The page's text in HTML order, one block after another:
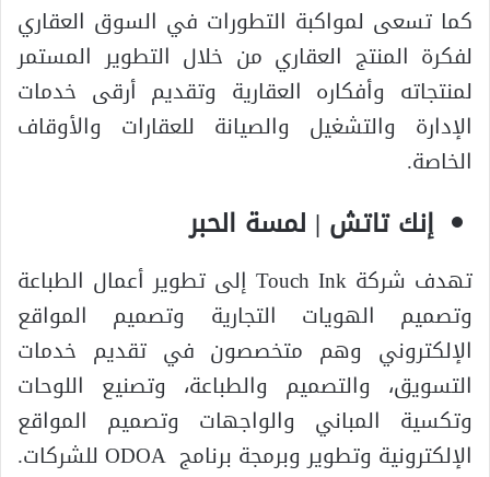
كما تسعى لمواكبة التطورات في السوق العقاري
لفكرة المنتج العقاري من خلال التطوير المستمر
لمنتجاته وأفكاره العقارية وتقديم أرقى خدمات
الإدارة والتشغيل والصيانة للعقارات والأوقاف
الخاصة.
إنك تاتش | لمسة الحبر
تهدف شركة Touch Ink إلى تطوير أعمال الطباعة
وتصميم الهويات التجارية وتصميم المواقع
الإلكتروني وهم متخصصون في تقديم خدمات
التسويق، والتصميم والطباعة، وتصنيع اللوحات
وتكسية المباني والواجهات وتصميم المواقع
الإلكترونية وتطوير وبرمجة برنامج ODOA للشركات.